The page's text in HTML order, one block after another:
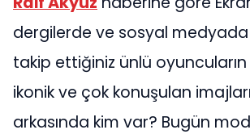
dergilerde ve sosyal medyada
takip ettiğiniz ünlü oyuncuların
ikonik ve çok konuşulan
arkasında kim var? Bugün